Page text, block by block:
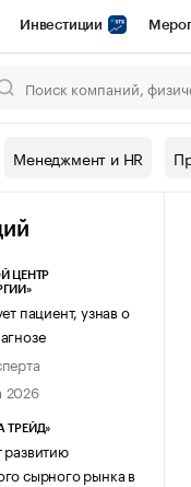
Инвестиции
Конференции СПб
Рынок
Менеджмент и HR
ЦЕНТР
пациент, узнав о
2026
ТРЕЙД»
сырного рынка в